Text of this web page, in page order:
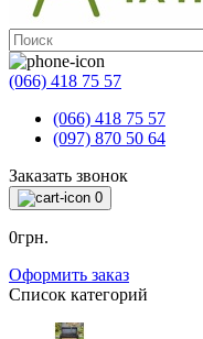
(066) 418 75 57
(066) 418 75 57
(097) 870 50 64
Заказать звонок
0
0грн.
Оформить заказ
Список категорий